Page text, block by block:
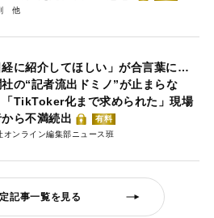
経に紹介してほしい」が合言葉に…
の“記者流出ドミノ”が止まらな
TikToker化まで求められた」現場
ら不満続出
有料
オンライン編集部ニュース班
記事一覧を見る